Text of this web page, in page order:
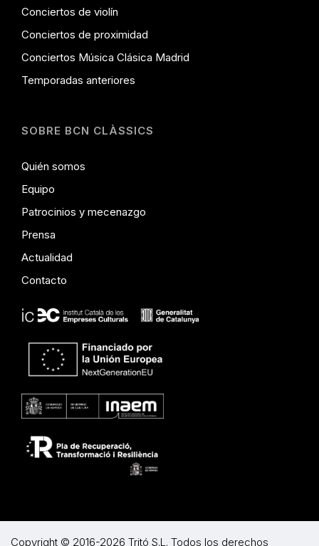
Conciertos de violín
Conciertos de proximidad
Conciertos Música Clásica Madrid
Temporadas anteriores
SOBRE BCN CLÀSSICS
Quién somos
Equipo
Patrocinios y mecenazgo
Prensa
Actualidad
Contacto
Copyright © 2016-2026 Tritó S.L. Todos los derechos